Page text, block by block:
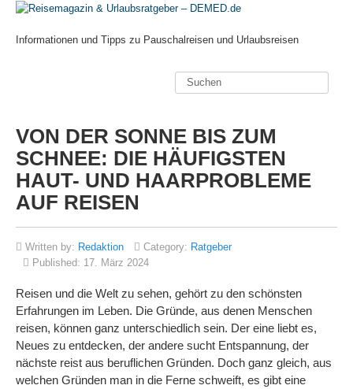
Informationen und Tipps zu Pauschalreisen und Urlaubsreisen
VON DER SONNE BIS ZUM
SCHNEE: DIE HÄUFIGSTEN
HAUT- UND HAARPROBLEME
AUF REISEN
Written by: Redaktion Category: Ratgeber
Published: 17. März 2024
Reisen und die Welt zu sehen, gehört zu den schönsten
Erfahrungen im Leben. Die Gründe, aus denen Menschen
reisen, können ganz unterschiedlich sein. Der eine liebt es,
Neues zu entdecken, der andere sucht Entspannung, der
nächste reist aus beruflichen Gründen. Doch ganz gleich, aus
welchen Gründen man in die Ferne schweift, es gibt eine